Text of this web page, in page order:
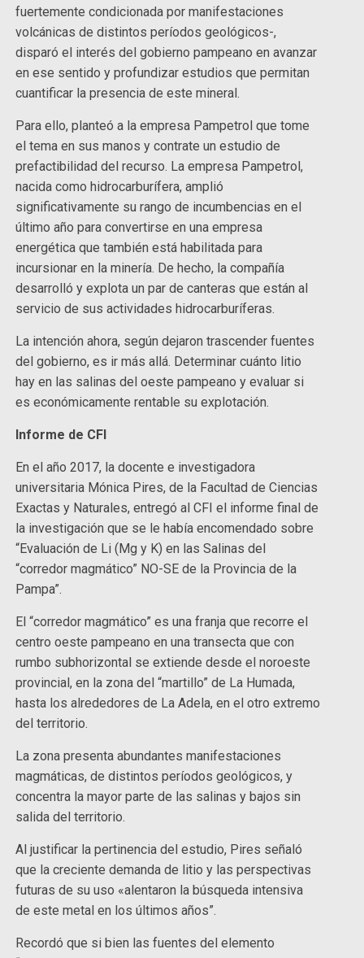
fuertemente condicionada por manifestaciones
volcánicas de distintos períodos geológicos-,
disparó el interés del gobierno pampeano en avanzar
en ese sentido y profundizar estudios que permitan
cuantificar la presencia de este mineral.
Para ello, planteó a la empresa Pampetrol que tome
el tema en sus manos y contrate un estudio de
prefactibilidad del recurso. La empresa Pampetrol,
nacida como hidrocarburífera, amplió
significativamente su rango de incumbencias en el
último año para convertirse en una empresa
energética que también está habilitada para
incursionar en la minería. De hecho, la compañía
desarrolló y explota un par de canteras que están al
servicio de sus actividades hidrocarburíferas.
La intención ahora, según dejaron trascender fuentes
del gobierno, es ir más allá. Determinar cuánto litio
hay en las salinas del oeste pampeano y evaluar si
es económicamente rentable su explotación.
Informe de CFI
En el año 2017, la docente e investigadora
universitaria Mónica Pires, de la Facultad de Ciencias
Exactas y Naturales, entregó al CFI el informe final de
la investigación que se le había encomendado sobre
“Evaluación de Li (Mg y K) en las Salinas del
“corredor magmático” NO-SE de la Provincia de la
Pampa”.
El “corredor magmático” es una franja que recorre el
centro oeste pampeano en una transecta que con
rumbo subhorizontal se extiende desde el noroeste
provincial, en la zona del “martillo” de La Humada,
hasta los alrededores de La Adela, en el otro extremo
del territorio.
La zona presenta abundantes manifestaciones
magmáticas, de distintos períodos geológicos, y
concentra la mayor parte de las salinas y bajos sin
salida del territorio.
Al justificar la pertinencia del estudio, Pires señaló
que la creciente demanda de litio y las perspectivas
futuras de su uso «alentaron la búsqueda intensiva
de este metal en los últimos años”.
Recordó que si bien las fuentes del elemento